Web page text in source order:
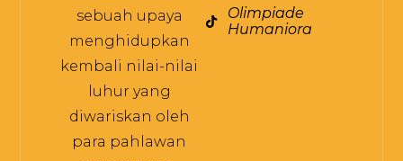
sebuah upaya
menghidupkan
kembali nilai-nilai
luhur yang
diwariskan oleh
para pahlawan
Olimpiade
Humaniora